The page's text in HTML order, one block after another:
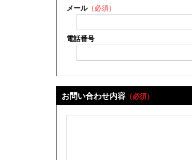
メール（必須）
電話番号
お問い合わせ内容 （必須）